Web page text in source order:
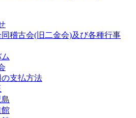
稽古会(旧二金会)及び各種行事
支払方法